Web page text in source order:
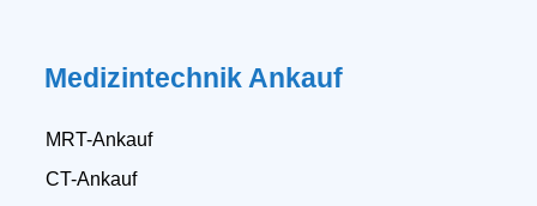
Medizintechnik Ankauf
MRT-Ankauf
CT-Ankauf